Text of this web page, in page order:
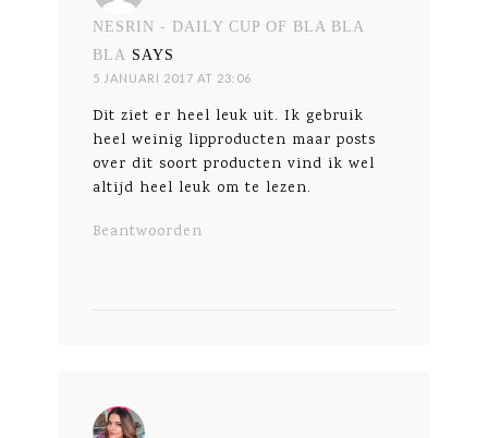
NESRIN - DAILY CUP OF BLA BLA
BLA SAYS
5 JANUARI 2017 AT 23:06
Dit ziet er heel leuk uit. Ik gebruik
heel weinig lipproducten maar posts
over dit soort producten vind ik wel
altijd heel leuk om te lezen.
Beantwoorden